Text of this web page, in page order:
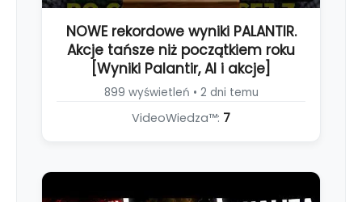
NOWE rekordowe wyniki PALANTIR.
Akcje tańsze niż początkiem roku
[Wyniki Palantir, AI i akcje]
899 wyświetleń • 2 dni temu
VideoWiedza™: 7